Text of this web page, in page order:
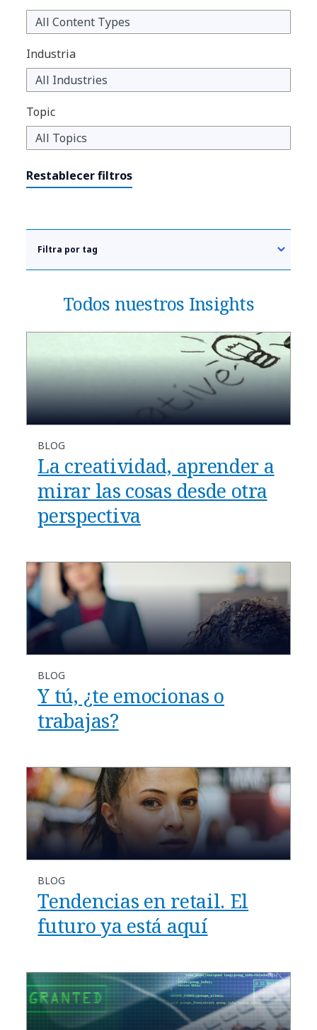
Industria
Topic
Restablecer filtros
Filtra por tag
Todos nuestros Insights
BLOG
La creatividad, aprender a
mirar las cosas desde otra
perspectiva
BLOG
Y tú, ¿te emocionas o
trabajas?
BLOG
Tendencias en retail. El
futuro ya está aquí